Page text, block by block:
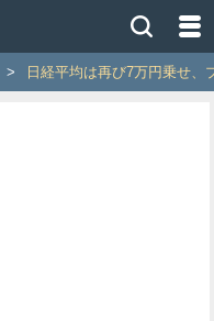
> 日経平均は再び7万円乗せ